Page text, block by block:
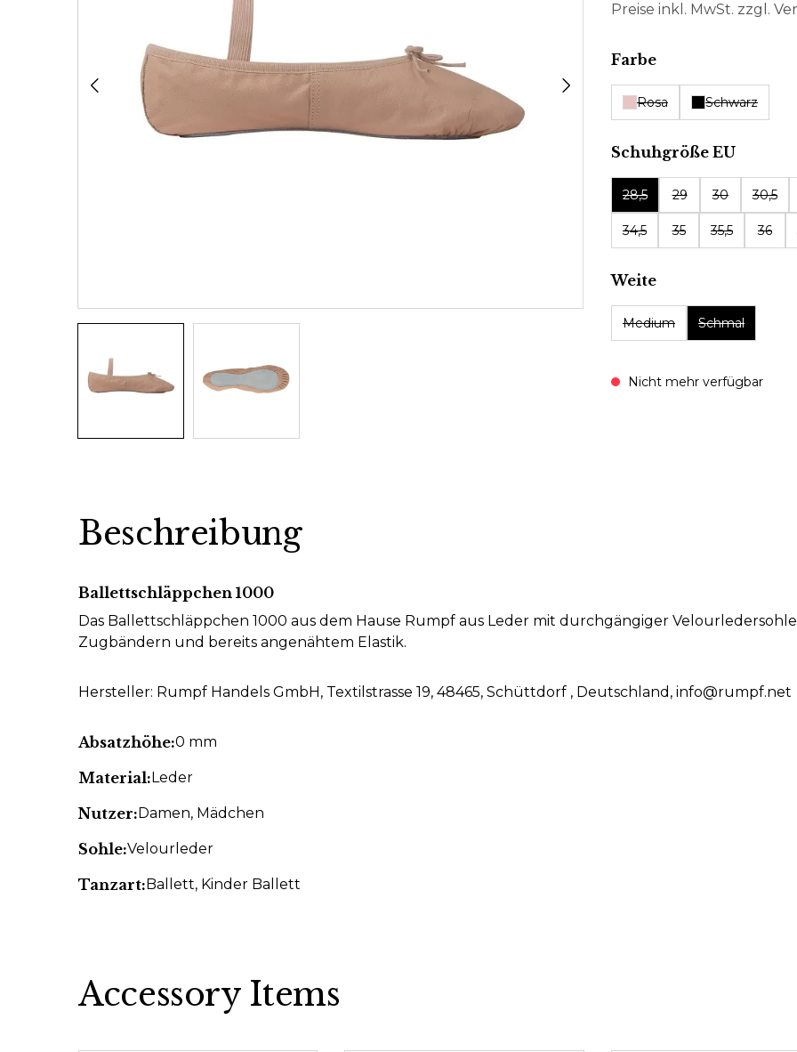
Preise inkl. MwSt. zzgl.
Farbeauswählen
Rosa Schwarz
Schuhgröße EU
28,5 29 30 30,5
34,5 35 35,5 36
Weiteauswählen
Medium Schmal
Nicht mehr verfügbar
Beschreibung
Ballettschläppchen 1000
Das Ballettschläppchen 1000 aus dem Hause Rumpf aus Leder mit durchgängiger
Zugbändern und bereits angenähtem Elastik.
Hersteller: Rumpf Handels GmbH, Textilstrasse 19, 48465, Schüttdorf , Deutschland, info@rumpf.net
Absatzhöhe:0 mm
Material:Leder
Nutzer:Damen, Mädchen
Sohle:Velourleder
Tanzart:Ballett, Kinder Ballett
Accessory Items